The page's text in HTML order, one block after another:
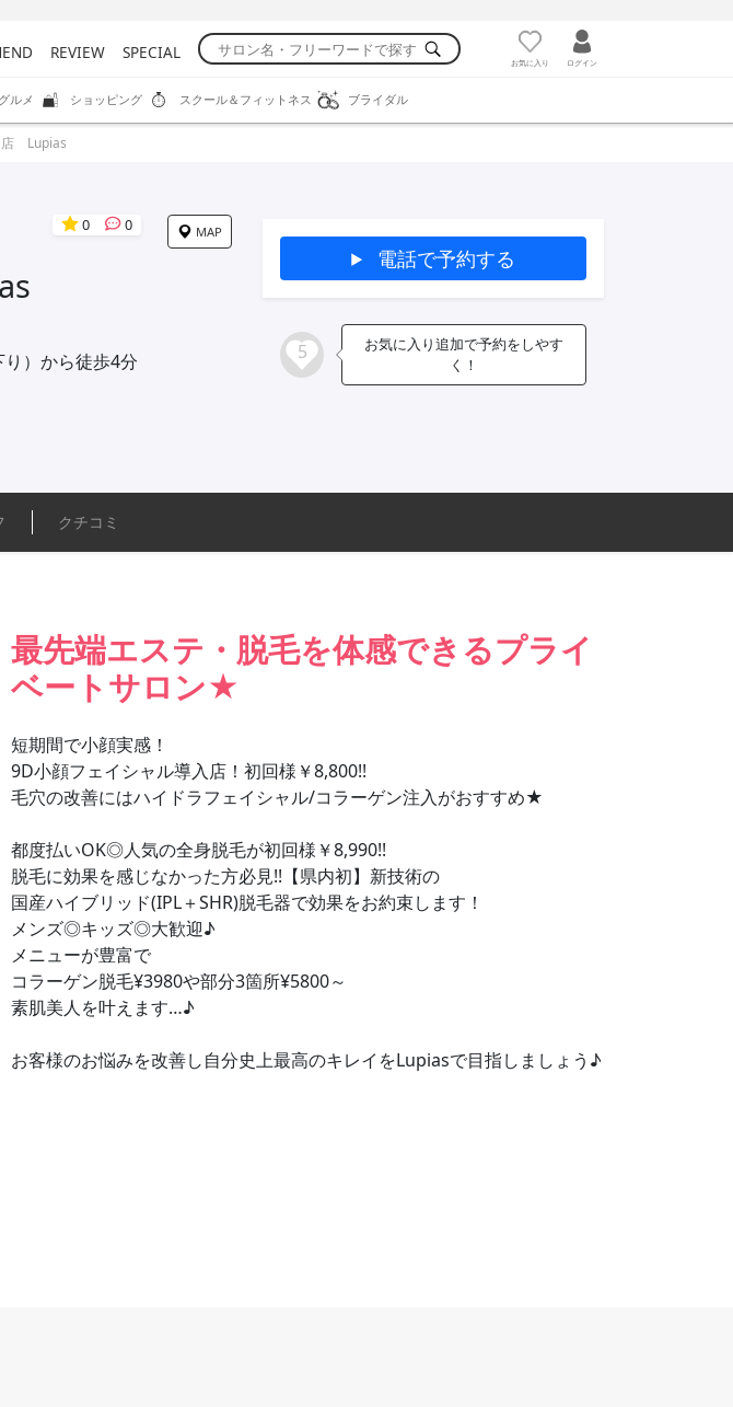
REVIEW SPECIAL お気に入り ログイン
グルメ ショッピング スクール＆フィットネス ブライダル
店 Lupias
0 0 MAP
）から徒歩4分
電話で予約する
5
お気に入り追加で予約をしやす
く！
クチコミ
最先端エステ・脱毛を体感できるプライ
ベートサロン★
短期間で小顔実感！
9D小顔フェイシャル導入店！初回様￥8,800!!
毛穴の改善にはハイドラフェイシャル/コラーゲン注入がおすすめ★
都度払いOK◎人気の全身脱毛が初回様￥8,990!!
脱毛に効果を感じなかった方必見!!【県内初】新技術の
国産ハイブリッド(IPL＋SHR)脱毛器で効果をお約束します！
メンズ◎キッズ◎大歓迎♪
メニューが豊富で
コラーゲン脱毛¥3980や部分3箇所¥5800～
素肌美人を叶えます…♪
お客様のお悩みを改善し自分史上最高のキレイをLupiasで目指しましょう♪